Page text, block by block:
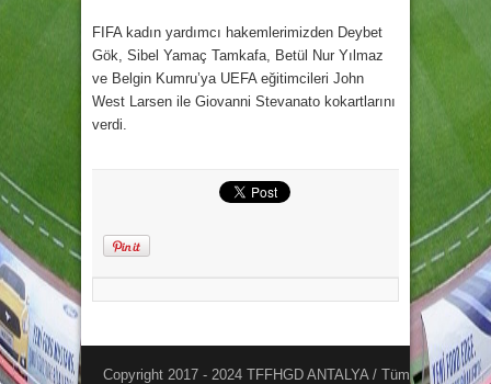
FIFA kadın yardımcı hakemlerimizden Deybet
Gök, Sibel Yamaç Tamkafa, Betül Nur Yılmaz
ve Belgin Kumru’ya UEFA eğitimcileri John
West Larsen ile Giovanni Stevanato kokartlarını
verdi.
Copyright 2017 - 2024 TFFHGD ANTALYA / Tüm